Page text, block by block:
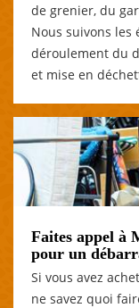
de grenier, du
Nous suivons
déroulement du
et mise en
Faites appel à
pour un
Si vous avez
ne savez quoi